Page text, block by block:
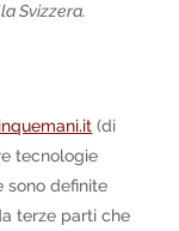
Svizzera.
(di
tecnologie
sono definite
terze parti che